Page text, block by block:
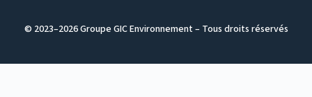
© 2023–2026Groupe GIC Environnement – Tous droits réservés